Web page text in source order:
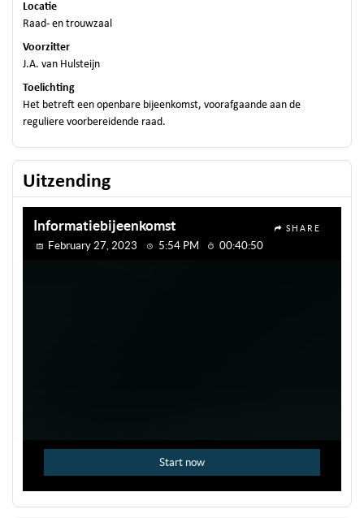
Locatie
Raad- en trouwzaal
Voorzitter
J.A. van Hulsteijn
Toelichting
Het betreft een openbare bijeenkomst, voorafgaande aan de
reguliere voorbereidende raad.
Uitzending